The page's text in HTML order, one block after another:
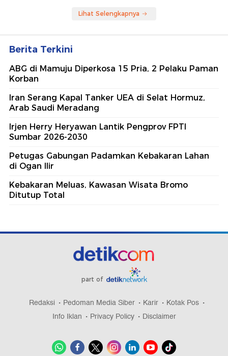
Lihat Selengkapnya
Berita Terkini
ABG di Mamuju Diperkosa 15 Pria, 2 Pelaku Paman
Korban
Iran Serang Kapal Tanker UEA di Selat Hormuz,
Arab Saudi Meradang
Irjen Herry Heryawan Lantik Pengprov FPTI
Sumbar 2026-2030
Petugas Gabungan Padamkan Kebakaran Lahan
di Ogan Ilir
Kebakaran Meluas, Kawasan Wisata Bromo
Ditutup Total
part of
Redaksi Pedoman Media Siber Karir
Kotak Pos
Info Iklan
Privacy Policy Disclaimer